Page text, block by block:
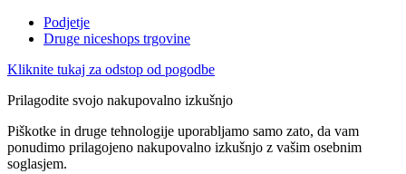
Podjetje
Druge niceshops trgovine
Kliknite tukaj za odstop od pogodbe
Prilagodite svojo nakupovalno izkušnjo
Piškotke in druge tehnologije uporabljamo samo zato, da vam
ponudimo prilagojeno nakupovalno izkušnjo z vašim osebnim
soglasjem.